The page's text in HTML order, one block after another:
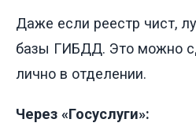
Даже если реестр чист,
базы ГИБДД. Это можно
лично в отделении.
Через «Госуслуги»: